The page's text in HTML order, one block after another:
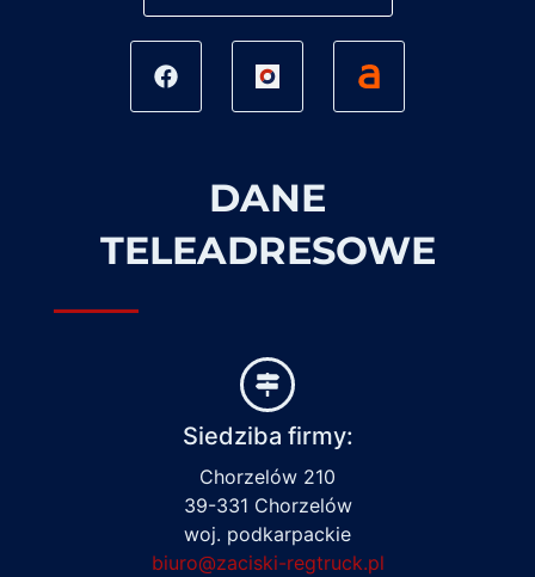
DANE
TELEADRESOWE
Siedziba firmy:
Chorzelów 210
39-331 Chorzelów
woj. podkarpackie
biuro@zaciski-regtruck.pl